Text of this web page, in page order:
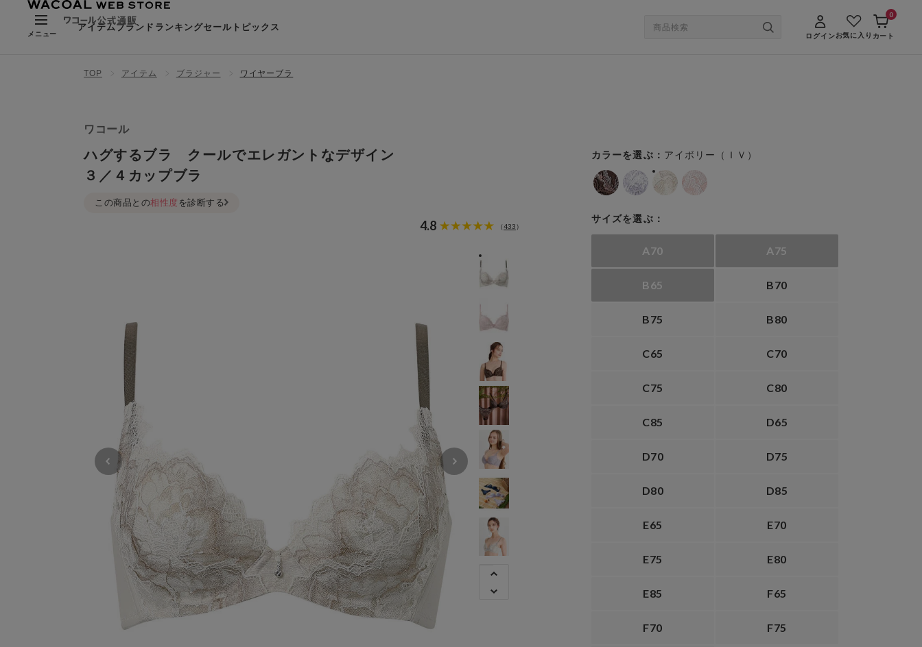
メニュー
アイテムブランド ランキングセールトピックス
ログインお気に入り カート
0
TOP アイテム ブラジャー ワイヤーブラ
ワコール
ハグするブラ クールでエレガントなデザイン
３／４カップブラ
4.8 （433 ）
この商品との相性度 を診断する
カラーを選ぶ： アイボリー（ＩＶ）
サイズを選ぶ：
A70 A75
B65 B70
B75 B80
C65 C70
C75 C80
C85 D65
D70 D75
D80 D85
E65 E70
E75 E80
E85 F65
F70 F75